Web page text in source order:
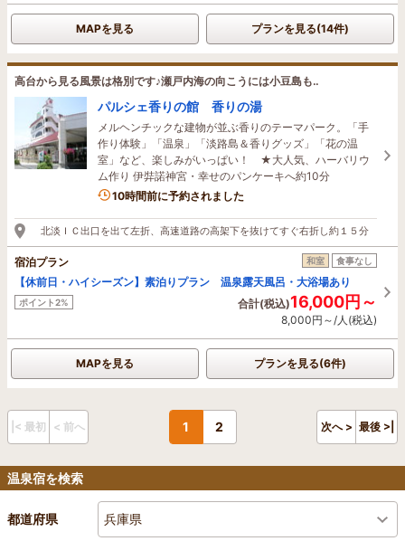
MAPを見る プランを見る(14件)
高台から見る風景は格別です♪瀬戸内海の向こうには小豆島も‥
パルシェ香りの館 香りの湯
メルヘンチックな建物が並ぶ香りのテーマパーク。「手
作り体験」「温泉」「淡路島＆香りグッズ」「花の温
室」など、楽しみがいっぱい！ ★大人気、ハーバリウ
ム作り 伊弉諾神宮・幸せのパンケーキへ約10分
10時間前に予約されました
北淡ＩＣ出口を出て左折、高速道路の高架下を抜けてすぐ右折し約１５分
宿泊プラン 和室 食事なし
【休前日・ハイシーズン】素泊りプラン 温泉露天風呂・大浴場あり
ポイント2% 合計(税込)16,000円～
8,000円～/人(税込)
MAPを見る プランを見る(6件)
|< 最初 < 前へ 1 2 次へ > 最後 >|
温泉宿を検索
都道府県 兵庫県